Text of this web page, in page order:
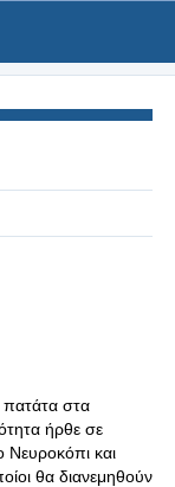
πατάτα στα
ήρθε σε
και
θα διανεμηθούν